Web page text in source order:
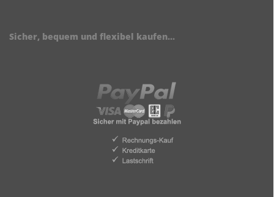
Sicher, bequem und flexibel kaufen...